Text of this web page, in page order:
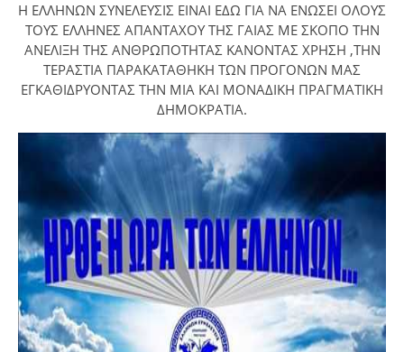
Η ΕΛΛΗΝΩΝ ΣΥΝΕΛΕΥΣΙΣ ΕΙΝΑΙ ΕΔΩ ΓΙΑ ΝΑ ΕΝΩΣΕΙ ΟΛΟΥΣ
ΤΟΥΣ ΕΛΛΗΝΕΣ ΑΠΑΝΤΑΧΟΥ ΤΗΣ ΓΑΙΑΣ ΜΕ ΣΚΟΠΟ ΤΗΝ
ΑΝΕΛΙΞΗ ΤΗΣ ΑΝΘΡΩΠΟΤΗΤΑΣ ΚΑΝΟΝΤΑΣ ΧΡΗΣΗ ,ΤΗΝ
ΤΕΡΑΣΤΙΑ ΠΑΡΑΚΑΤΑΘΗΚΗ ΤΩΝ ΠΡΟΓΟΝΩΝ ΜΑΣ
ΕΓΚΑΘΙΔΡΥΟΝΤΑΣ ΤΗΝ ΜΙΑ ΚΑΙ ΜΟΝΑΔΙΚΗ ΠΡΑΓΜΑΤΙΚΗ
ΔΗΜΟΚΡΑΤΙΑ.